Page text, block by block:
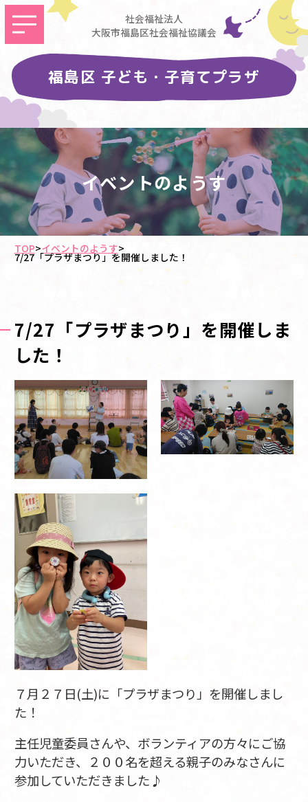
社会福祉法人
大阪市福島区社会福祉協議会
福島区 子ども・子育てプラザ
イベントのようす
TOP>イベントのようす>
7/27「プラザまつり」を開催しました！
7/27「プラザまつり」を開催しま
した！
７月２７日(土)に「プラザまつり」を開催しまし
た！
主任児童委員さんや、ボランティアの方々にご協
力いただき、２００名を超える親子のみなさんに
参加していただきました♪